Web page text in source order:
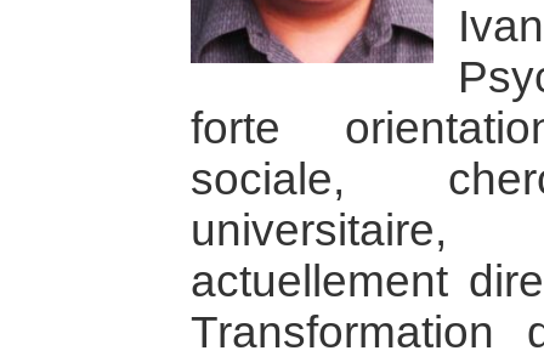
forte
sociale,
actuellement